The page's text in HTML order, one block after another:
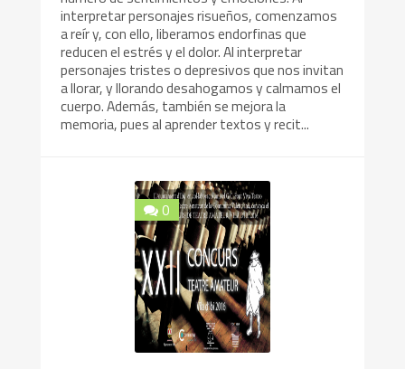
interpretar personajes risueños, comenzamos
a reír y, con ello, liberamos endorfinas que
reducen el estrés y el dolor. Al interpretar
personajes tristes o depresivos que nos invitan
a llorar, y llorando desahogamos y calmamos el
cuerpo. Además, también se mejora la
memoria, pues al aprender textos y recit...
0